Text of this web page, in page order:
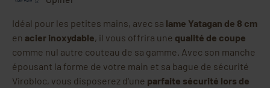
Idéal pour les petites mains, avec sa lame Yatagan de 8 cm
en acier inoxydable, il vous offrira une qualité de coupe
comme nul autre couteau de sa gamme. Avec son manche
épousant la forme de votre main et sa bague de sécurité
Virobloc, vous disposerez d'une parfaite sécurité lors de